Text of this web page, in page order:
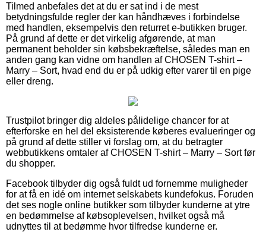
Tilmed anbefales det at du er sat ind i de mest
betydningsfulde regler der kan håndhæves i forbindelse
med handlen, eksempelvis den returret e-butikken bruger.
På grund af dette er det virkelig afgørende, at man
permanent beholder sin købsbekræftelse, således man en
anden gang kan vidne om handlen af CHOSEN T-shirt –
Marry – Sort, hvad end du er på udkig efter varer til en pige
eller dreng.
Trustpilot bringer dig aldeles pålidelige chancer for at
efterforske en hel del eksisterende køberes evalueringer og
på grund af dette stiller vi forslag om, at du betragter
webbutikkens omtaler af CHOSEN T-shirt – Marry – Sort før
du shopper.
Facebook tilbyder dig også fuldt ud fornemme muligheder
for at få en idé om internet selskabets kundefokus. Foruden
det ses nogle online butikker som tilbyder kunderne at ytre
en bedømmelse af købsoplevelsen, hvilket også må
udnyttes til at bedømme hvor tilfredse kunderne er.